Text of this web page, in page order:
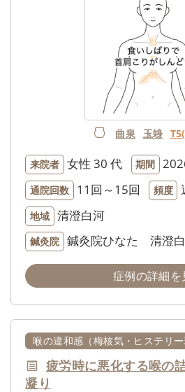
曲泉 玉竧
来院者 女性 30 代 期間
通院回数 11回～15回 頻度
地域 清澄白河
鍼灸院 鍼灸院ひなた 清澄
症例の詳細を
喉の違和感（梅核気・ヒステリー
疲労時に悪化する喉の
凝り